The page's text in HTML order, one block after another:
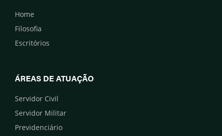
Home
Filosofia
Escritórios
ÁREAS DE ATUAÇÃO
Servidor Civil
Servidor Militar
Previdenciário